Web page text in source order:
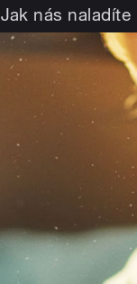
Jak nás naladíte